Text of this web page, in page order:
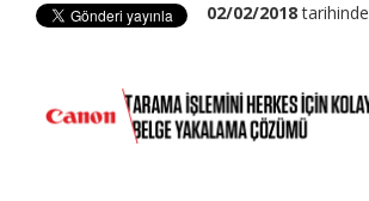
02/02/2018tarihinde